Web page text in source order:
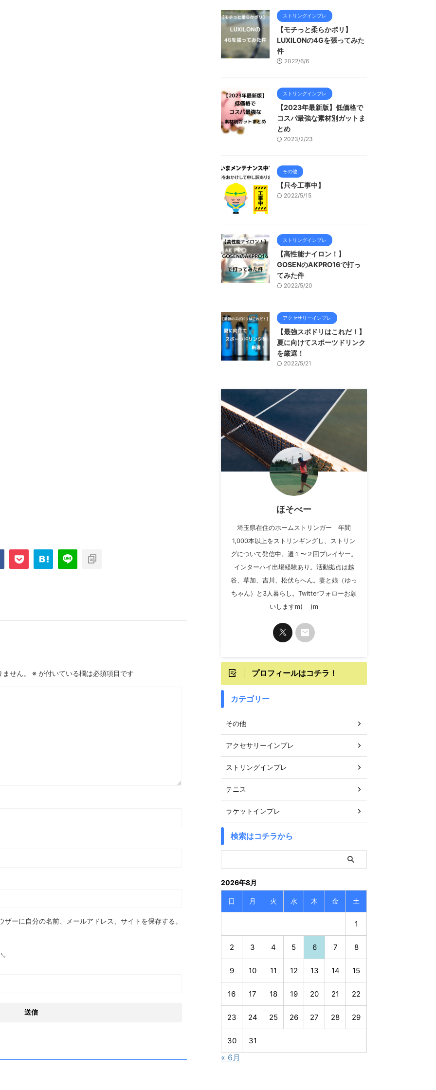
せん。 ※ が付いている欄は必須項目です
ーに自分の名前、メールアドレス、サイトを保存する。
ストリングインプレ
【モチっと柔らかポリ】
LUXILONの4Gを張ってみた
件
2022/6/6
ストリングインプレ
【2023年最新版】低価格で
コスパ最強な素材別ガットま
とめ
2023/2/23
その他
【只今工事中】
2022/5/15
ストリングインプレ
【高性能ナイロン！】
GOSENのAKPRO16で打っ
てみた件
2022/5/20
アクセサリーインプレ
【最強スポドリはこれだ！】
夏に向けてスポーツドリンク
を厳選！
2022/5/21
ほそべー
埼玉県在住のホームストリンガー 年間
1,000本以上をストリンギングし、ストリン
グについて発信中。週１〜２回プレイヤー。
インターハイ出場経験あり。活動拠点は越
谷、草加、吉川、松伏らへん。妻と娘（ゆっ
ちゃん）と3人暮らし。Twitterフォローお願
いしますm(_ _)m
プロフィールはコチラ！
カテゴリー
その他
アクセサリーインプレ
ストリングインプレ
テニス
ラケットインプレ
検索はコチラから
2026年8月
日 月 火 水 木 金 土
1
2 3 4 5 6 7 8
9 10 11 12 13 14 15
16 17 18 19 20 21 22
23 24 25 26 27 28 29
30 31
« 6月